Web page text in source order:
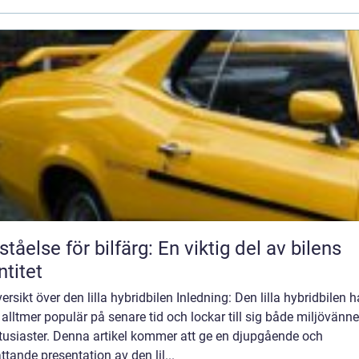
för bilfärg: En viktig del av bilens
över den lilla hybridbilen Inledning: Den lilla hybridbilen
populär på senare tid och lockar till sig både
Denna artikel kommer att ge en djupgående och
presentation av den lil...